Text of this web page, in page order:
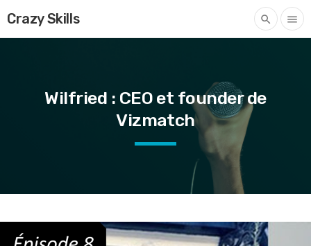
Crazy Skills search menu
Wilfried : CEO et founder de
Vizmatch